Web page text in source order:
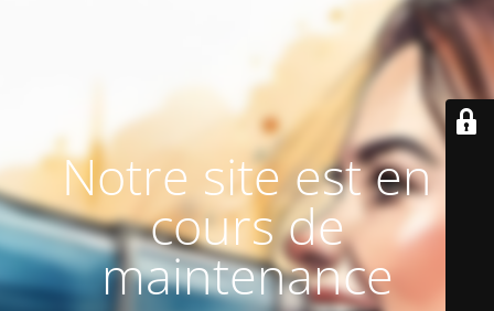
Notre site est en
cours de
maintenance